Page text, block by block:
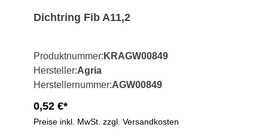
Dichtring Fib A11,2
Produktnummer: KRAGW00849
Hersteller:Agria
Herstellernummer:AGW00849
0,52 €*
Preise inkl. MwSt. zzgl. Versandkosten